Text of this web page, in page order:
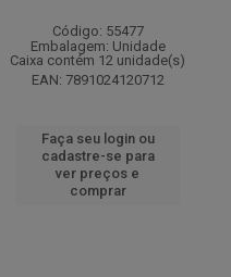
Código: 55477
Embalagem: Unidade
Caixa contém 12 unidade(s)
EAN: 7891024120712
Faça seu login ou
cadastre-se para
ver preços e
comprar